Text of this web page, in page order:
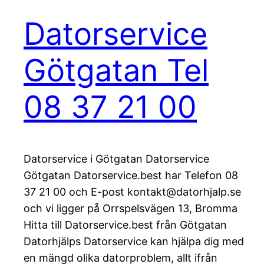
Datorservice
Götgatan Tel
08 37 21 00
Datorservice i Götgatan Datorservice
Götgatan Datorservice.best har Telefon 08
37 21 00 och E-post kontakt@datorhjalp.se
och vi ligger på Orrspelsvägen 13, Bromma
Hitta till Datorservice.best från Götgatan
Datorhjälps Datorservice kan hjälpa dig med
en mängd olika datorproblem, allt ifrån